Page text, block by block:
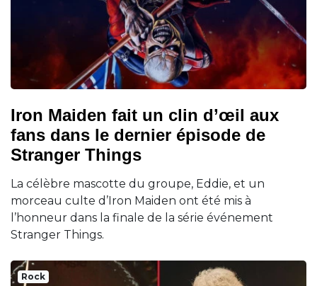
Iron Maiden fait un clin d’œil aux
fans dans le dernier épisode de
Stranger Things
La célèbre mascotte du groupe, Eddie, et un
morceau culte d’Iron Maiden ont été mis à
l’honneur dans la finale de la série événement
Stranger Things.
Rock